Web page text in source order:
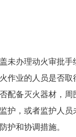
未办理动火审批手
作业的人员是否取
配备灭火器材，周
护，或者监护人员
护和协调措施。